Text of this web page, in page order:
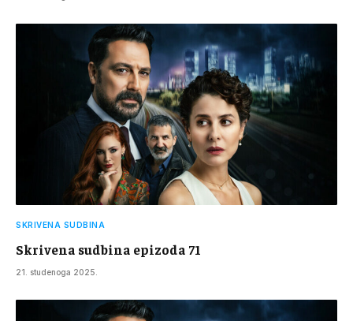
SKRIVENA SUDBINA
Skrivena sudbina epizoda 71
21. studenoga 2025.